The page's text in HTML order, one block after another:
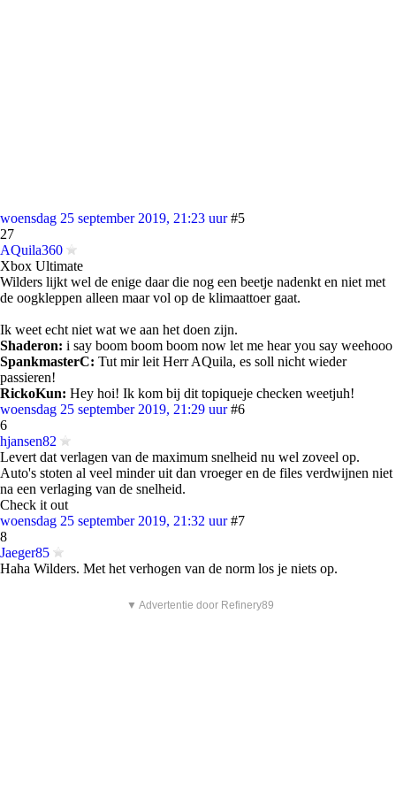
woensdag 25 september 2019, 21:23 uur #5
27
AQuila360
Xbox Ultimate
Wilders lijkt wel de enige daar die nog een beetje nadenkt en niet met
de oogkleppen alleen maar vol op de klimaattoer gaat.
Ik weet echt niet wat we aan het doen zijn.
Shaderon: i say boom boom boom now let me hear you say weehooo
SpankmasterC: Tut mir leit Herr AQuila, es soll nicht wieder
passieren!
RickoKun: Hey hoi! Ik kom bij dit topiqueje checken weetjuh!
woensdag 25 september 2019, 21:29 uur #6
6
hjansen82
Levert dat verlagen van de maximum snelheid nu wel zoveel op.
Auto's stoten al veel minder uit dan vroeger en de files verdwijnen niet
na een verlaging van de snelheid.
Check it out
woensdag 25 september 2019, 21:32 uur #7
8
Jaeger85
Haha Wilders. Met het verhogen van de norm los je niets op.
▼ Advertentie door Refinery89